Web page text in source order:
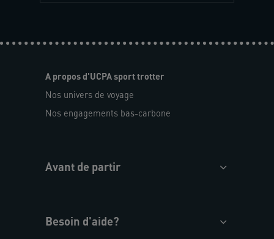
A propos d'UCPA sport trotter
Nos univers de voyage
Nos engagements bas-carbone
Avant de partir
Besoin d'aide?